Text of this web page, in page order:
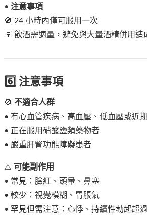
• 注意事項
🚫 24 小時內僅可服用一次
🍷 飲酒需適量，避免與大量酒精併用造
6️⃣ 注意事項
🚫 不適合人群
• 有心血管疾病、高血壓、低血壓或近
• 正在服用硝酸鹽類藥物者
• 嚴重肝腎功能障礙患者
⚠️ 可能副作用
• 常見：臉紅、頭暈、鼻塞
• 較少：視覺模糊、胃脹氣
• 罕見但需注意：心悸、持續性勃起超